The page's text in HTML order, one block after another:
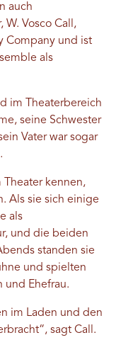
auch
W. Vosco Call,
Company und ist
als
im Theaterbereich
seine Schwester
Vater war sogar
Theater kennen,
Als sie sich einige
als
und die beiden
standen sie
und spielten
und Ehefrau.
im Laden und den
sagt Call.